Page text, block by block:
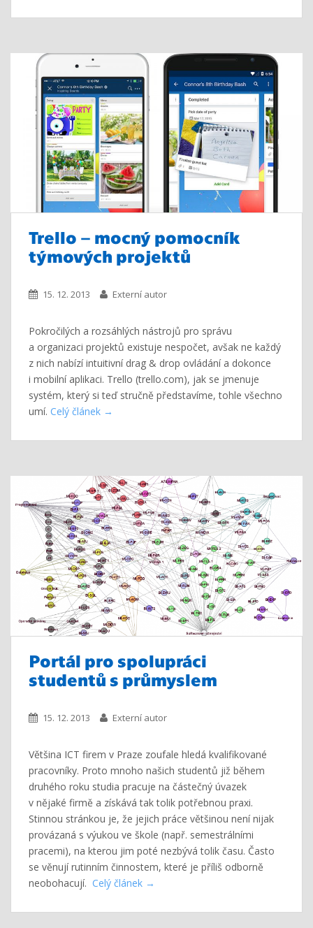
Trello – mocný pomocník
týmových projektů
15. 12. 2013 Externí autor
Pokročilých a rozsáhlých nástrojů pro správu
a organizaci projektů existuje nespočet, avšak ne každý
z nich nabízí intuitivní drag & drop ovládání a dokonce
i mobilní aplikaci. Trello (trello.com), jak se jmenuje
systém, který si teď stručně představíme, tohle všechno
umí. Celý článek
Portál pro spolupráci
studentů s průmyslem
15. 12. 2013 Externí autor
Většina ICT firem v Praze zoufale hledá kvalifikované
pracovníky. Proto mnoho našich studentů již během
druhého roku studia pracuje na částečný úvazek
v nějaké firmě a získává tak tolik potřebnou praxi.
Stinnou stránkou je, že jejich práce většinou není nijak
provázaná s výukou ve škole (např. semestrálními
pracemi), na kterou jim poté nezbývá tolik času. Často
se věnují rutinním činnostem, které je příliš odborně
neobohacují. Celý článek